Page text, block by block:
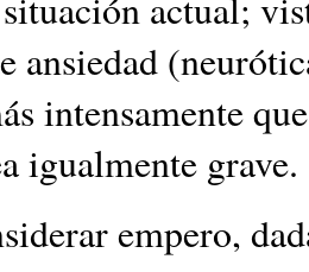
ansiedad
intensamente
igualmente grave.
empero,